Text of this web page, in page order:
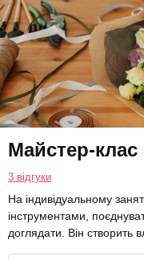
Майстер-
3 відгуки
На індивідуальному
інструментами,
доглядати. Він створить